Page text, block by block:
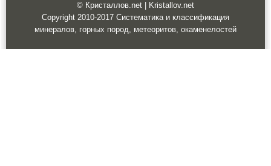
© Кристаллов.net | Kristallov.net
Copyright 2010-2017 Систематика и классификация
минералов, горных пород, метеоритов, окаменелостей